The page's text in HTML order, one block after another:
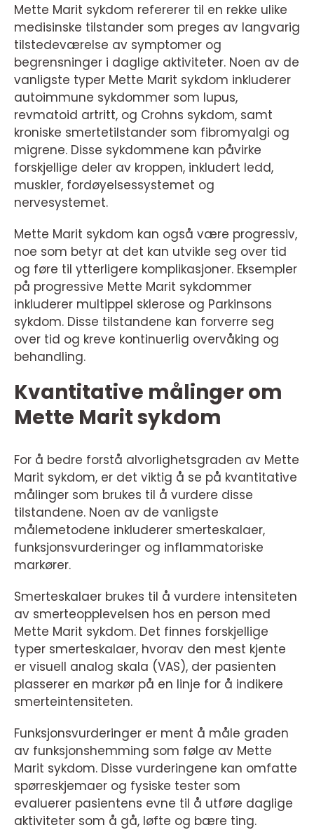
Mette Marit sykdom refererer til en rekke ulike
medisinske tilstander som preges av langvarig
tilstedeværelse av symptomer og
begrensninger i daglige aktiviteter. Noen av de
vanligste typer Mette Marit sykdom inkluderer
autoimmune sykdommer som lupus,
revmatoid artritt, og Crohns sykdom, samt
kroniske smertetilstander som fibromyalgi og
migrene. Disse sykdommene kan påvirke
forskjellige deler av kroppen, inkludert ledd,
muskler, fordøyelsessystemet og
nervesystemet.
Mette Marit sykdom kan også være progressiv,
noe som betyr at det kan utvikle seg over tid
og føre til ytterligere komplikasjoner. Eksempler
på progressive Mette Marit sykdommer
inkluderer multippel sklerose og Parkinsons
sykdom. Disse tilstandene kan forverre seg
over tid og kreve kontinuerlig overvåking og
behandling.
Kvantitative målinger om
Mette Marit sykdom
For å bedre forstå alvorlighetsgraden av Mette
Marit sykdom, er det viktig å se på kvantitative
målinger som brukes til å vurdere disse
tilstandene. Noen av de vanligste
målemetodene inkluderer smerteskalaer,
funksjonsvurderinger og inflammatoriske
markører.
Smerteskalaer brukes til å vurdere intensiteten
av smerteopplevelsen hos en person med
Mette Marit sykdom. Det finnes forskjellige
typer smerteskalaer, hvorav den mest kjente
er visuell analog skala (VAS), der pasienten
plasserer en markør på en linje for å indikere
smerteintensiteten.
Funksjonsvurderinger er ment å måle graden
av funksjonshemming som følge av Mette
Marit sykdom. Disse vurderingene kan omfatte
spørreskjemaer og fysiske tester som
evaluerer pasientens evne til å utføre daglige
aktiviteter som å gå, løfte og bære ting.